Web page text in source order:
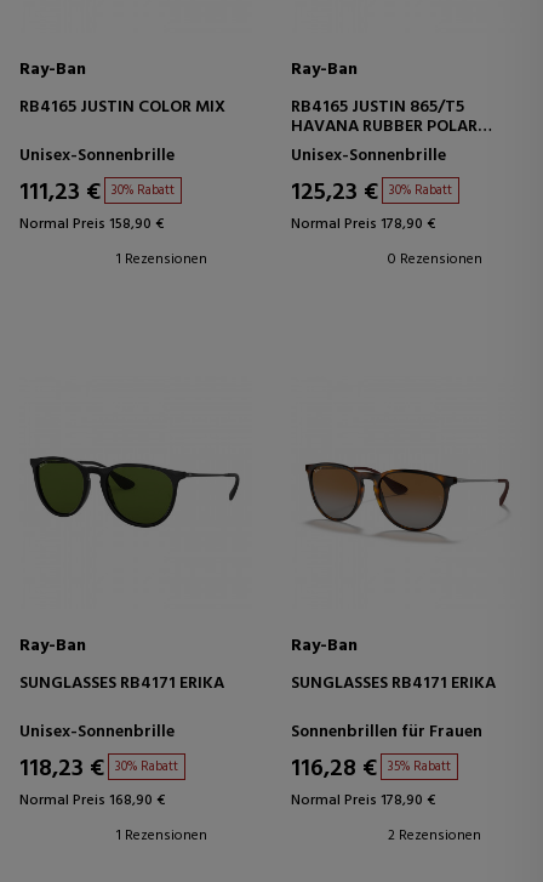
Ray-Ban
RB4165 JUSTIN COLOR MIX
Unisex-Sonnenbrille
111,23 € 30% Rabatt
Normal Preis 158,90 €
1 Rezensionen
Ray-Ban
RB4165 JUSTIN 865/T5
HAVANA RUBBER POLAR
BROWN GRADIENT
Unisex-Sonnenbrille
125,23 € 30% Rabatt
Normal Preis 178,90 €
0 Rezensionen
Ray-Ban
SUNGLASSES RB4171 ERIKA
Unisex-Sonnenbrille
118,23 € 30% Rabatt
Normal Preis 168,90 €
1 Rezensionen
Ray-Ban
SUNGLASSES RB4171 ERIKA
Sonnenbrillen für Frauen
116,28 € 35% Rabatt
Normal Preis 178,90 €
2 Rezensionen